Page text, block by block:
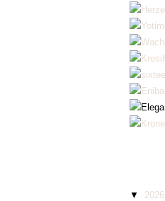
▼ 2026